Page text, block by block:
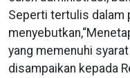
Seperti tertulis dalam
yang memenuhi
disampaikan kepada